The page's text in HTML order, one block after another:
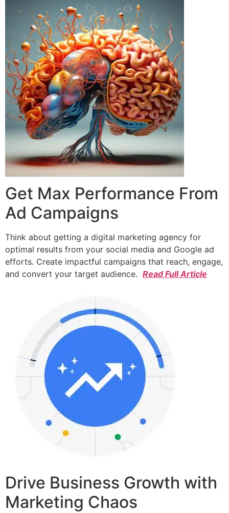
Get Max Performance From
Ad Campaigns
Think about getting a digital marketing agency for
optimal results from your social media and Google ad
efforts. Create impactful campaigns that reach, engage,
and convert your target audience. Read Full Article
Drive Business Growth with
Marketing Chaos